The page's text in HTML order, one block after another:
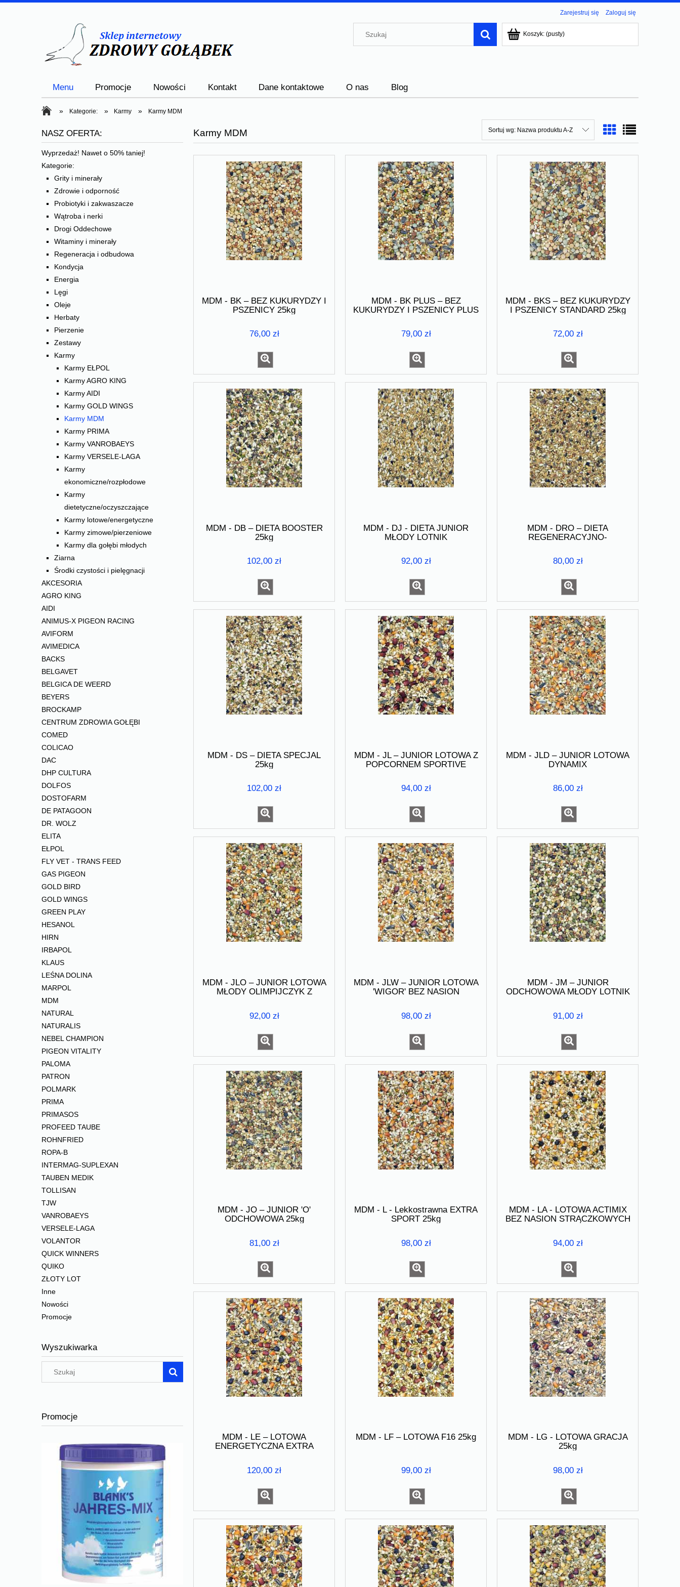
Zarejestruj się Zaloguj się
Koszyk: (pusty)
Menu Promocje Nowości Kontakt Dane kontaktowe O nas Blog
» Kategorie: » Karmy » Karmy MDM
NASZ OFERTA:
Wyprzedaż! Nawet o 50% taniej!
Kategorie:
Grity i minerały
Zdrowie i odporność
Probiotyki i zakwaszacze
Wątroba i nerki
Drogi Oddechowe
Witaminy i minerały
Regeneracja i odbudowa
Kondycja
Energia
Lęgi
Oleje
Herbaty
Pierzenie
Zestawy
Karmy
Karmy EŁPOL
Karmy AGRO KING
Karmy AIDI
Karmy GOLD WINGS
Karmy MDM
Karmy PRIMA
Karmy VANROBAEYS
Karmy VERSELE-LAGA
Karmy
ekonomiczne/rozpłodowe
Karmy
dietetyczne/oczyszczające
Karmy lotowe/energetyczne
Karmy zimowe/pierzeniowe
Karmy dla gołębi młodych
Ziarna
Środki czystości i pielęgnacji
AKCESORIA
AGRO KING
AIDI
ANIMUS-X PIGEON RACING
AVIFORM
AVIMEDICA
BACKS
BELGAVET
BELGICA DE WEERD
BEYERS
BROCKAMP
CENTRUM ZDROWIA GOŁĘBI
COMED
COLICAO
DAC
DHP CULTURA
DOLFOS
DOSTOFARM
DE PATAGOON
DR. WOLZ
ELITA
EŁPOL
FLY VET - TRANS FEED
GAS PIGEON
GOLD BIRD
GOLD WINGS
GREEN PLAY
HESANOL
HIRN
IRBAPOL
KLAUS
LEŚNA DOLINA
MARPOL
MDM
NATURAL
NATURALIS
NEBEL CHAMPION
PIGEON VITALITY
PALOMA
PATRON
POLMARK
PRIMA
PRIMASOS
PROFEED TAUBE
ROHNFRIED
ROPA-B
INTERMAG-SUPLEXAN
TAUBEN MEDIK
TOLLISAN
TJW
VANROBAEYS
VERSELE-LAGA
VOLANTOR
QUICK WINNERS
QUIKO
ZŁOTY LOT
Inne
Nowości
Promocje
Wyszukiwarka
Promocje
Karmy MDM Sortuj wg: Nazwa produktu A-Z
MDM - BK – BEZ KUKURYDZY I
PSZENICY 25kg
76,00 zł
MDM - BK PLUS – BEZ
KUKURYDZY I PSZENICY PLUS
79,00 zł
MDM - BKS – BEZ KUKURYDZY
I PSZENICY STANDARD 25kg
72,00 zł
MDM - DB – DIETA BOOSTER
25kg
102,00 zł
MDM - DJ - DIETA JUNIOR
MŁODY LOTNIK
92,00 zł
MDM - DRO – DIETA
REGENERACYJNO-
80,00 zł
MDM - DS – DIETA SPECJAL
25kg
102,00 zł
MDM - JL – JUNIOR LOTOWA Z
POPCORNEM SPORTIVE
94,00 zł
MDM - JLD – JUNIOR LOTOWA
DYNAMIX
86,00 zł
MDM - JLO – JUNIOR LOTOWA
MŁODY OLIMPIJCZYK Z
92,00 zł
MDM - JLW – JUNIOR LOTOWA
'WIGOR' BEZ NASION
98,00 zł
MDM - JM – JUNIOR
ODCHOWOWA MŁODY LOTNIK
91,00 zł
MDM - JO – JUNIOR 'O'
ODCHOWOWA 25kg
81,00 zł
MDM - L - Lekkostrawna EXTRA
SPORT 25kg
98,00 zł
MDM - LA - LOTOWA ACTIMIX
BEZ NASION STRĄCZKOWYCH
94,00 zł
MDM - LE – LOTOWA
ENERGETYCZNA EXTRA
120,00 zł
MDM - LF – LOTOWA F16 25kg
99,00 zł
MDM - LG - LOTOWA GRACJA
25kg
98,00 zł